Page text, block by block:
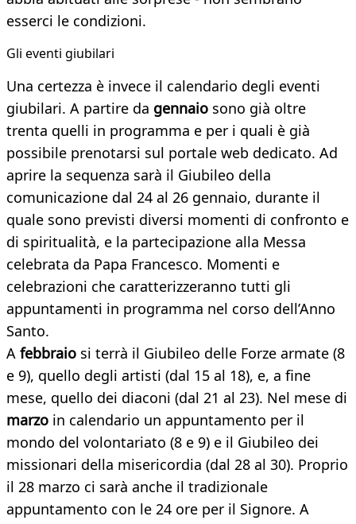
esserci le condizioni.
Gli eventi giubilari
Una certezza è invece il calendario degli eventi
giubilari. A partire da gennaio sono già oltre
trenta quelli in programma e per i quali è già
possibile prenotarsi sul portale web dedicato. Ad
aprire la sequenza sarà il Giubileo della
comunicazione dal 24 al 26 gennaio, durante il
quale sono previsti diversi momenti di confronto e
di spiritualità, e la partecipazione alla Messa
celebrata da Papa Francesco. Momenti e
celebrazioni che caratterizzeranno tutti gli
appuntamenti in programma nel corso dell’Anno
Santo.
A febbraio si terrà il Giubileo delle Forze armate (8
e 9), quello degli artisti (dal 15 al 18), e, a fine
mese, quello dei diaconi (dal 21 al 23). Nel mese di
marzo in calendario un appuntamento per il
mondo del volontariato (8 e 9) e il Giubileo dei
missionari della misericordia (dal 28 al 30). Proprio
il 28 marzo ci sarà anche il tradizionale
appuntamento con le 24 ore per il Signore. A